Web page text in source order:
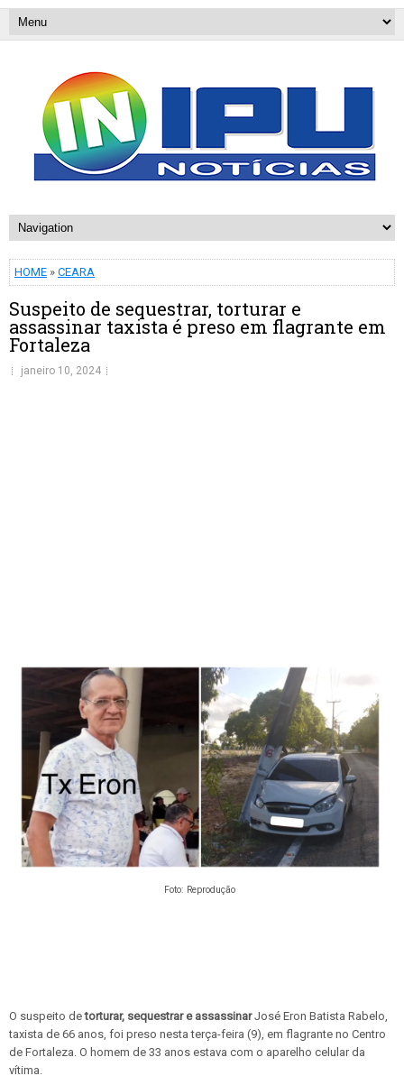
HOME » CEARA
Suspeito de sequestrar, torturar e
assassinar taxista é preso em flagrante em
Fortaleza
janeiro 10, 2024
Foto: Reprodução
O suspeito detorturar, sequestrar e assassinarJosé Eron Batista Rabelo,
taxista de 66 anos, foi preso nesta terça-feira (9), em flagrante no Centro
de Fortaleza. O homem de 33 anos estava com o aparelho celular da
vítima.